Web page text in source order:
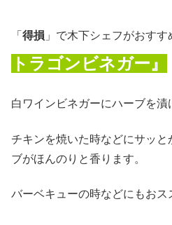
「 得損 」で木下シェフがおす
トラゴンビネガー』
白ワインビネガーにハーブを漬
チキンを焼いた時などにサッ
ブがほんのりと香ります。
バーベキューの時などにもおス